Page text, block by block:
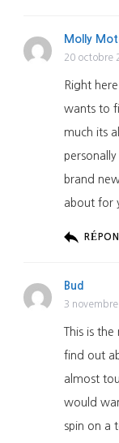
Molly
20 octobre
Right
wants to
much its
brand
about for
Bud
3
This is
find out
almost
would
spin on a